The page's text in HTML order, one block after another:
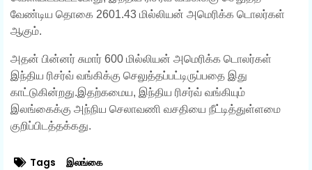
வேண்டிய தொகை 2601.43 மில்லியன் அமெரிக்க டொலர்கள்
ஆகும்.
அதன் பின்னர் சுமார் 600 மில்லியன் அமெரிக்க டொலர்கள்
இந்திய ரிசர்வ் வங்கிக்கு செலுத்தப்பட்டிருப்பதை இது
காட்டுகின்றது.இதற்கமைய, இந்திய ரிசர்வ் வங்கியும்
இலங்கைக்கு அந்நிய செலாவணி வசதியை நீட்டித்துள்ளமை
குறிப்பிடத்தக்கது.
Tags இலங்கை